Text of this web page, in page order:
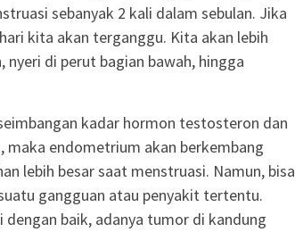
sebanyak 2 kali dalam sebulan. Jika
kita akan terganggu. Kita akan lebih
di perut bagian bawah, hingga
kadar hormon testosteron dan
endometrium akan berkembang
lebih besar saat menstruasi. Namun, bisa
gangguan atau penyakit tertentu.
baik, adanya tumor di kandung